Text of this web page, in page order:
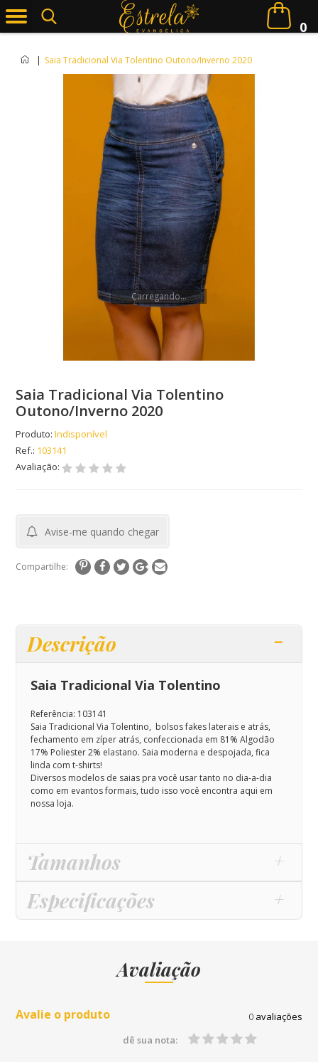
0
| Saia Tradicional Via Tolentino Outono/Inverno 2020
Carregando...
Saia Tradicional Via Tolentino
Outono/Inverno 2020
Produto: Indisponível
Ref.: 103141
Avaliação:
Avise-me quando chegar
Compartilhe:
Descrição
Saia Tradicional Via Tolentino
Referência: 103141
Saia Tradicional Via Tolentino, bolsos fakes laterais e atrás,
fechamento em zíper atrás, confeccionada em 81% Algodão
17% Poliester 2% elastano. Saia moderna e despojada, fica
linda com t-shirts!
Diversos modelos de saias pra você usar tanto no dia-a-dia
como em evantos formais, tudo isso você encontra aqui em
nossa loja.
Tamanhos
Especificações
Avaliação
Avalie o produto 0avaliações
dê sua nota: